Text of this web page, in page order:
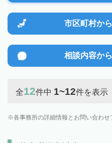
市区町村から
相談内容から
全12件中 1~12件を表示
各事務所の詳細情報とお問い合わ